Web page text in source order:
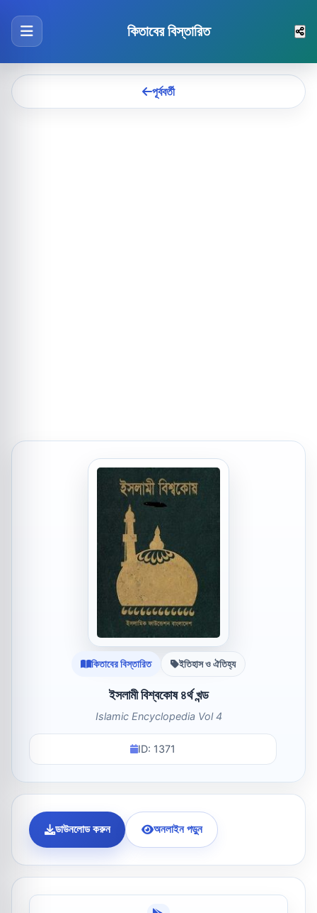
কিতাবের বিস্তারিত
পূর্ববর্তী
কিতাবের বিস্তারিত ইতিহাস ও ঐতিহ্য
ইসলামী বিশ্বকোষ ৪র্থ খন্ড
Islamic Encyclopedia Vol 4
ID: 1371
ডাউনলোড করুন অনলাইন পড়ুন